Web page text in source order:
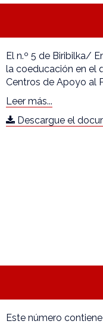
El n.º 5 de Biribilka/
la coeducación en el
Centros de Apoyo al
Leer más...
Descargue el
Este número